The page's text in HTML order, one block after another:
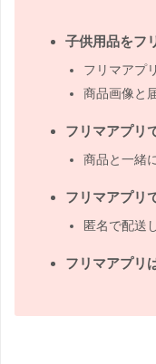
子供用品をフ
フリマアプ
商品画像と
フリマアプリ
商品と一緒
フリマアプリ
匿名で配送
フリマアプリ